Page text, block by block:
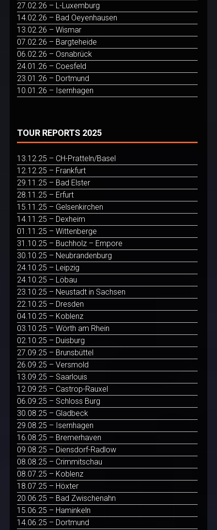
27.02.26 – L-Luxemburg
14.02.26 – Bad Oeyenhausen
13.02.26 – Wismar
07.02.26 – Bargteheide
06.02.26 – Osnabrück
24.01.26 – Coesfeld
23.01.26 – Dortmund
10.01.26 – Isernhagen
TOUR REPORTS 2025
13.12.25 – CH-Pratteln/Basel
12.12.25 – Frankfurt
29.11.25 – Bad Elster
28.11.25 – Erfurt
15.11.25 – Gelsenkirchen
14.11.25 – Dexheim
01.11.25 – Wittenberge
31.10.25 – Buchholz – Empore
30.10.25 – Neubrandenburg
24.10.25 – Leipzig
24.10.25 – Löbau
23.10.25 – Neustadt in Sachsen
22.10.25 – Dresden
04.10.25 – Koblenz
03.10.25 – Wörth am Rhein
02.10.25 – Duisburg
27.09.25 – Brunsbüttel
26.09.25 – Versmold
13.09.25 – Saarlouis
12.09.25 – Castrop-Rauxel
06.09.25 – Schloss Burg
30.08.25 – Gladbeck
29.08.25 – Isernhagen
16.08.25 – Bremerhaven
09.08.25 – Diensdorf-Radlow
08.08.25 – Crimmitschau
08.07.25 – Koblenz
18.07.25 – Höxter
20.06.25 – Bad Zwischenahn
15.06.25 – Haminkeln
14.06.25 – Dortmund